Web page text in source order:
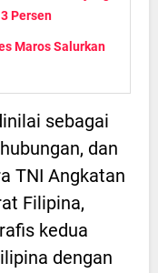
Persen
Maros Salurkan
sebagai
dan
TNI Angkatan
Filipina,
kedua
dengan